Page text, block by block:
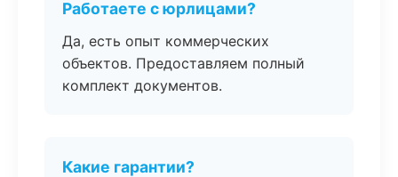
Работаете с юрлицами?
Да, есть опыт коммерческих
объектов. Предоставляем полный
комплект документов.
Какие гарантии?